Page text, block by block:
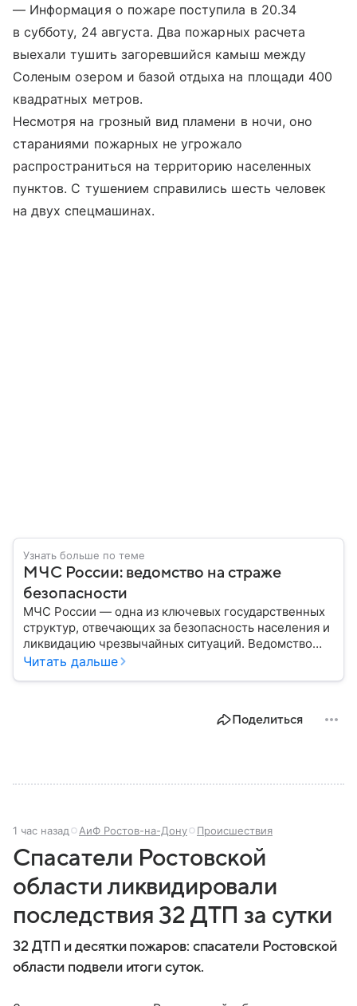
— Информация о пожаре поступила в 20.34
в субботу, 24 августа. Два пожарных расчета
выехали тушить загоревшийся камыш между
Соленым озером и базой отдыха на площади 400
квадратных метров.
Несмотря на грозный вид пламени в ночи, оно
стараниями пожарных не угрожало
распространиться на территорию населенных
пунктов. С тушением справились шесть человек
на двух спецмашинах.
Узнать больше по теме
МЧС России: ведомство на страже
безопасности
МЧС России — одна из ключевых государственных
структур, отвечающих за безопасность населения и
ликвидацию чрезвычайных ситуаций. Ведомство
играет важную роль в защите граждан от
задачи выполняет и какую роль играет в
Читать дальше
Поделиться
1 час назад АиФ Ростов-на-Дону Происшествия
Спасатели Ростовской
области ликвидировали
последствия 32 ДТП за сутки
32 ДТП и десятки пожаров: спасатели Ростовской
области подвели итоги суток.